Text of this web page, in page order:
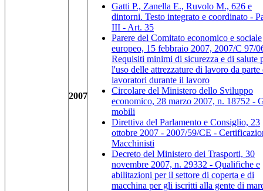
2007
Gatti P., Zanella E., Ruvolo M., 626 e
dintorni. Testo integrato e coordinato -
III - Art. 35
Parere del Comitato economico e sociale
europeo, 15 febbraio 2007, 2007/C 97/
Requisiti minimi di sicurezza e di salute
l'uso delle attrezzature di lavoro da parte
lavoratori durante il lavoro
Circolare del Ministero dello Sviluppo
economico, 28 marzo 2007, n. 18752 -
mobili
Direttiva del Parlamento e Consiglio, 23
ottobre 2007 - 2007/59/CE -
Macchinisti
Decreto del Ministero dei Trasporti, 30
novembre 2007, n. 29332 - Qualifiche e
abilitazioni per il settore di coperta e di
macchina per gli iscritti alla gente di